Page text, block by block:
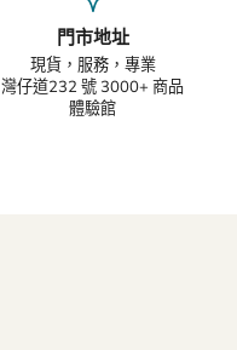
門市地址
現貨，服務，專業
灣仔道232 號 3000+ 商品
體驗館